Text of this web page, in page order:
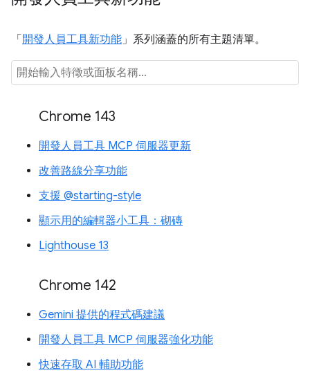
「開發人員工具新功能 」系列涵蓋的所有主題清單。
Chrome 143
開發人員工具 MCP 伺服器更新
改善路線分享功能
支援 @starting-style
顯示用的編輯器小工具：砌磚
Lighthouse 13
Chrome 142
Gemini 提供的程式碼建議
開發人員工具 MCP 伺服器強化功能
快速存取 AI 輔助功能